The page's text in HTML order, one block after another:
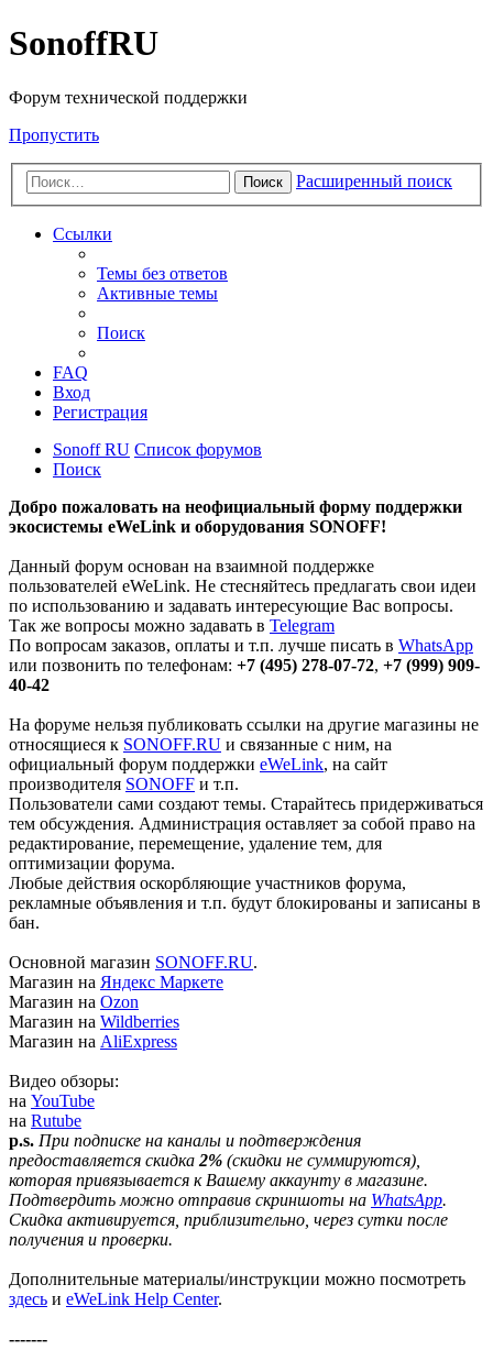
SonoffRU
Форум технической поддержки
Пропустить
Поиск Расширенный поиск
Ссылки
Темы без ответов
Активные темы
Поиск
FAQ
Вход
Регистрация
Sonoff RU Список форумов
Поиск
Добро пожаловать на неофициальный форму поддержки
экосистемы eWeLink и оборудования SONOFF!
Данный форум основан на взаимной поддержке
пользователей eWeLink. Не стесняйтесь предлагать свои идеи
по использованию и задавать интересующие Вас вопросы.
Так же вопросы можно задавать в Telegram
По вопросам заказов, оплаты и т.п. лучше писать в WhatsApp
или позвонить по телефонам: +7 (495) 278-07-72, +7 (999) 909-
40-42
На форуме нельзя публиковать ссылки на другие магазины не
относящиеся к SONOFF.RU и связанные с ним, на
официальный форум поддержки eWeLink, на сайт
производителя SONOFF и т.п.
Пользователи сами создают темы. Старайтесь придерживаться
тем обсуждения. Администрация оставляет за собой право на
редактирование, перемещение, удаление тем, для
оптимизации форума.
Любые действия оскорбляющие участников форума,
рекламные объявления и т.п. будут блокированы и записаны в
бан.
Основной магазин SONOFF.RU.
Магазин на Яндекс Маркете
Магазин на Ozon
Магазин на Wildberries
Магазин на AliExpress
Видео обзоры:
на YouTube
на Rutube
p.s. При подписке на каналы и подтверждения
предоставляется скидка2% (скидки не суммируются),
которая привязывается к Вашему аккаунту в магазине.
Подтвердить можно отправив скриншоты на WhatsApp.
Скидка активируется, приблизительно, через сутки после
получения и проверки.
Дополнительные материалы/инструкции можно посмотреть
здесь и eWeLink Help Center.
-------